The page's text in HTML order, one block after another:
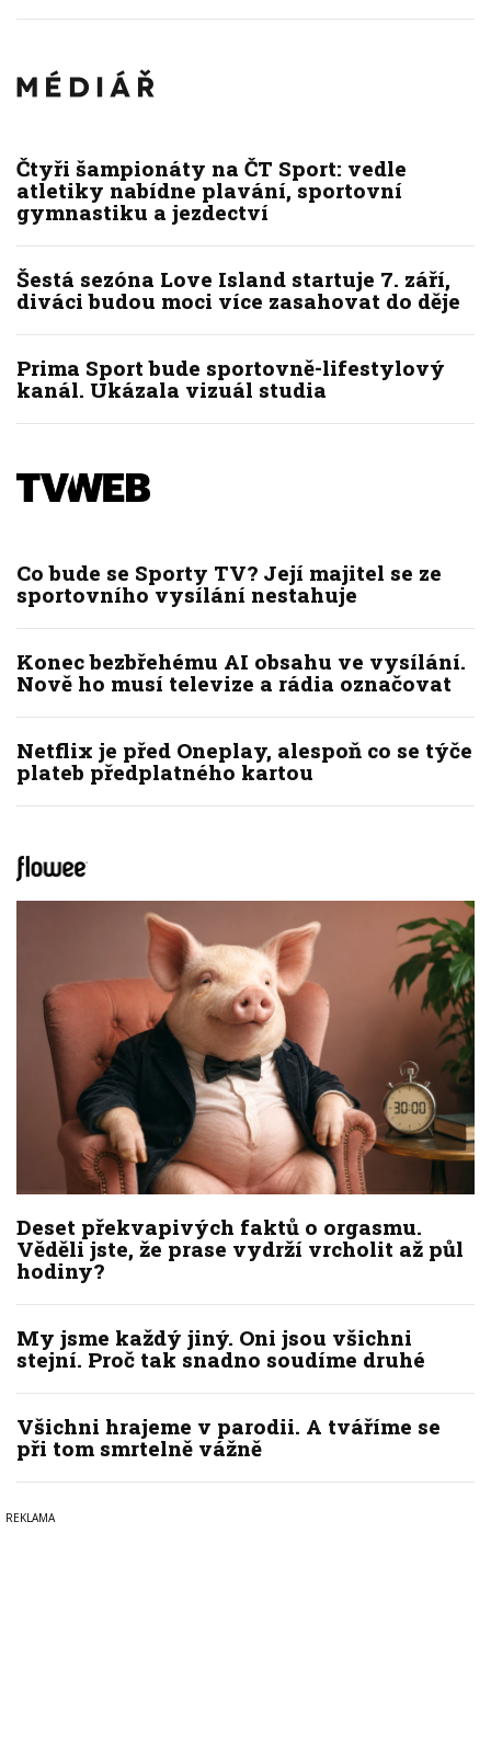
Čtyři šampionáty na ČT Sport: vedle
atletiky nabídne plavání, sportovní
gymnastiku a jezdectví
Šestá sezóna Love Island startuje 7. září,
diváci budou moci více zasahovat do děje
Prima Sport bude sportovně-lifestylový
kanál. Ukázala vizuál studia
Co bude se Sporty TV? Její majitel se ze
sportovního vysílání nestahuje
Konec bezbřehému AI obsahu ve vysílání.
Nově ho musí televize a rádia označovat
Netflix je před Oneplay, alespoň co se týče
plateb předplatného kartou
Deset překvapivých faktů o orgasmu.
Věděli jste, že prase vydrží vrcholit až půl
hodiny?
My jsme každý jiný. Oni jsou všichni
stejní. Proč tak snadno soudíme druhé
Všichni hrajeme v parodii. A tváříme se
při tom smrtelně vážně